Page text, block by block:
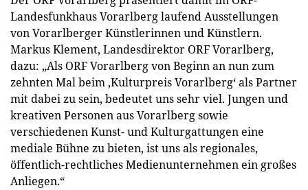
Landesfunkhaus Vorarlberg laufend Ausstellungen
von Vorarlberger Künstlerinnen und Künstlern.
Markus Klement, Landesdirektor ORF Vorarlberg,
dazu: „Als ORF Vorarlberg von Beginn an nun zum
zehnten Mal beim ‚Kulturpreis Vorarlberg‘ als Partner
mit dabei zu sein, bedeutet uns sehr viel. Jungen und
kreativen Personen aus Vorarlberg sowie
verschiedenen Kunst- und Kulturgattungen eine
mediale Bühne zu bieten, ist uns als regionales,
öffentlich-rechtliches Medienunternehmen ein großes
Anliegen.“